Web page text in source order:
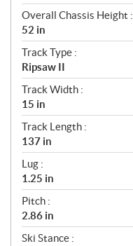
Overall Chassis Height :
52 in
Track Type :
Ripsaw II
Track Width :
15 in
Track Length :
137 in
Lug :
1.25 in
Pitch :
2.86 in
Ski Stance :